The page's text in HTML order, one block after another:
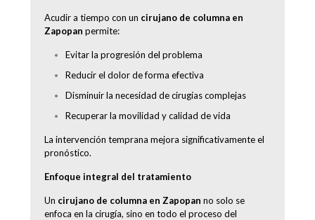
Acudir a tiempo con un cirujano de columna en
Zapopan permite:
Evitar la progresión del problema
Reducir el dolor de forma efectiva
Disminuir la necesidad de cirugías complejas
Recuperar la movilidad y calidad de vida
La intervención temprana mejora significativamente el
pronóstico.
Enfoque integral del tratamiento
Un cirujano de columna en Zapopan no solo se
enfoca en la cirugía, sino en todo el proceso del